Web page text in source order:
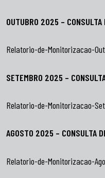
OUTUBRO 2025 – CONSULTA
Relatorio-de-Monitorizacao-
SETEMBRO 2025 –
Relatorio-de-Monitorizacao-
AGOSTO 2025 – CONSULTA
Relatorio-de-Monitorizacao-